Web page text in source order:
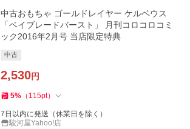
中古おもちゃ ゴールドレイヤー ケルベウス
「ベイブレードバースト」 月刊コロコロコミ
ック2016年2月号 当店限定特典
中古
2,530円
5% （ 115pt）
7日以内に発送（休業日を除く）
駿河屋Yahoo!店